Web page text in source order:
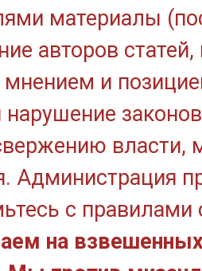
материалы
авторов
мнением и
нарушение
власти,
Администрация
с правилами
на